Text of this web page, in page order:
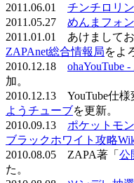
2011.06.01 チンチロリ
2011.05.27 めんまフォ
2011.01.01 あけまして
ZAPAnet総合情報局をよ
2010.12.18 ohaYouTube
加。
2010.12.13 YouTube仕様
ようチューブを更新。
2010.09.13 ポケットモ
ブラックホワイト攻略
2010.08.05 ZAPA著「 公
た。